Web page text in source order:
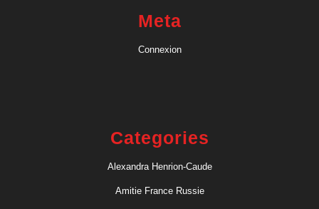
Meta
Connexion
Categories
Alexandra Henrion-Caude
Amitie France Russie